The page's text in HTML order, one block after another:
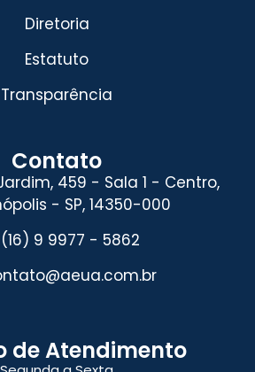
Diretoria
Estatuto
Transparência
Contato
459 - Sala 1 - Centro,
- SP, 14350-000
(16) 9 9977 - 5862
de Atendimento